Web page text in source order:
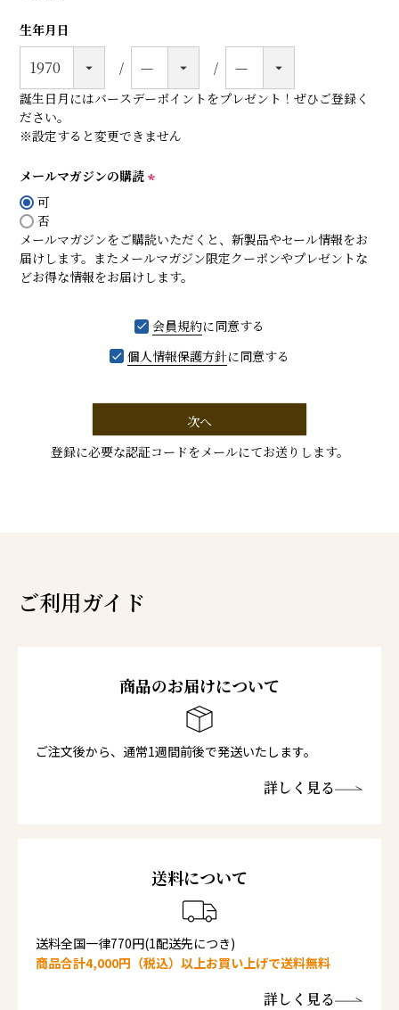
生年月日
誕生日月にはバースデーポイントをプレゼント！ぜひご登録く
ださい。
※設定すると変更できません
メールマガジンの購読
須
)
可
否
メールマガジンをご購読いただくと、新製品やセール情報をお
届けします。またメールマガジン限定クーポンやプレゼントな
どお得な情報をお届けします。
会員規約に同意する
個人情報保護方針に同意する
次へ
登録に必要な認証コードをメールにてお送りします。
ご利用ガイド
商品のお届けについて
ご注文後から、通常1週間前後で発送いたします。
詳しく見る
送料について
送料全国一律770円(1配送先につき)
商品合計4,000円（税込）以上お買い上げで送料無料
詳しく見る